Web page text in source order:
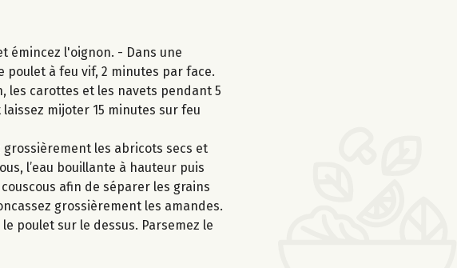
émincez l'oignon. - Dans une
poulet à feu vif, 2 minutes par face.
les carottes et les navets pendant 5
mijoter 15 minutes sur feu
grossièrement les abricots secs et
l’eau bouillante à hauteur puis
afin de séparer les grains
grossièrement les amandes.
poulet sur le dessus. Parsemez le